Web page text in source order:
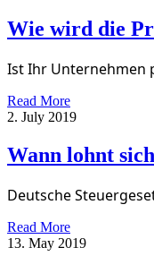
Wie wird die
Ist Ihr Unternehmen
Read More
2. July 2019
Wann lohnt
Deutsche
Read More
13. May 2019